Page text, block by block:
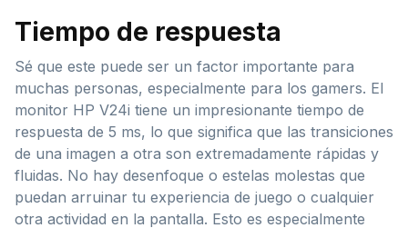
Tiempo de respuesta
Sé que este puede ser un factor importante para
muchas personas, especialmente para los gamers. El
monitor HP V24i tiene un impresionante tiempo de
respuesta de 5 ms, lo que significa que las transiciones
de una imagen a otra son extremadamente rápidas y
fluidas. No hay desenfoque o estelas molestas que
puedan arruinar tu experiencia de juego o cualquier
otra actividad en la pantalla. Esto es especialmente